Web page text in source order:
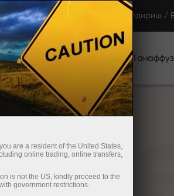
платформаси Тўлдириш /
учун Промоакциялар Танаффуз
are a resident of the United States,
online trading, online transfers,
is not the US, kindly proceed to the
government restrictions.